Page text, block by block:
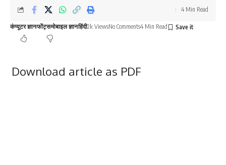
कंप्यूटर ज्ञानफोंट्समोबाइल ज्ञानहिंदी2k ViewsNo Comments4 Min Read
4 Min Read
Download article as PDF